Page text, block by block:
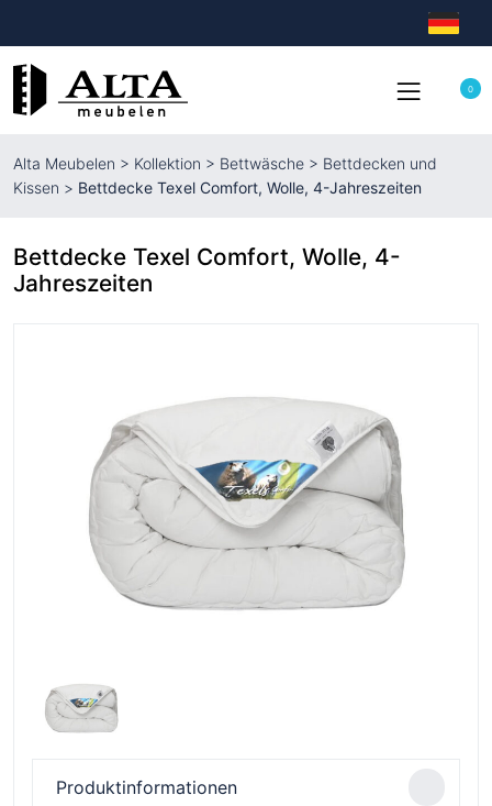
0
Alta Meubelen > Kollektion > Bettwäsche > Bettdecken und
Kissen > Bettdecke Texel Comfort, Wolle, 4-Jahreszeiten
Bettdecke Texel Comfort, Wolle, 4-
Jahreszeiten
Produktinformationen